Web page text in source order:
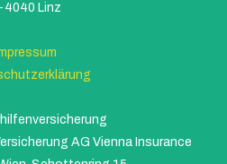
4040 Linz
AG Vienna Insurance